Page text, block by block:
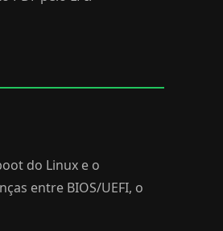
do Linux e o
entre BIOS/UEFI, o